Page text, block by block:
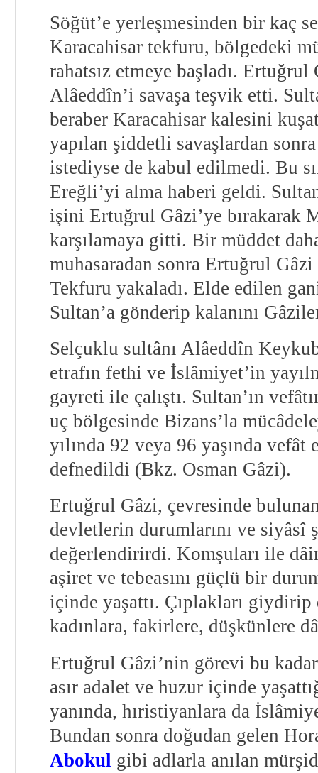
Söğüt’e yerleşmesinden bir kaç
Karacahisar tekfuru, bölgedeki
rahatsız etmeye başladı.
Alâeddîn’i savaşa teşvik etti.
beraber Karacahisar kalesini
yapılan şiddetli savaşlardan
istediyse de kabul edilmedi. Bu
Ereğli’yi alma haberi geldi.
işini Ertuğrul Gâzi’ye bırakarak
karşılamaya gitti. Bir müddet
muhasaradan sonra Ertuğrul
Tekfuru yakaladı. Elde edilen
Sultan’a gönderip kalanını
Selçuklu sultânı Alâeddîn
etrafın fethi ve İslâmiyet’in
gayreti ile çalıştı. Sultan’ın
uç bölgesinde Bizans’la
yılında 92 veya 96 yaşında vefât
defnedildi (Bkz. Osman Gâzi).
Ertuğrul Gâzi, çevresinde
devletlerin durumlarını ve siyâsî
değerlendirirdi. Komşuları ile
aşiret ve tebeasını güçlü bir
içinde yaşattı. Çıplakları giydirip
kadınlara, fakirlere, düşkünlere
Ertuğrul Gâzi’nin görevi bu
asır adalet ve huzur içinde
yanında, hıristiyanlara da
Bundan sonra doğudan gelen
Abokul gibi adlarla anılan